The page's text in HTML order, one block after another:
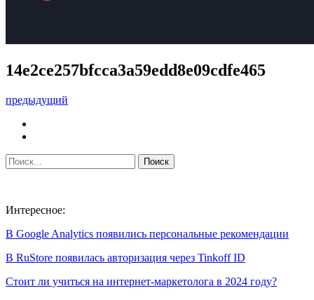
14e2ce257bfcca3a59edd8e09cdfe465
предыдущий
Интересное:
В Google Analytics появились персональные рекомендации
В RuStore появилась авторизация через Tinkoff ID
Стоит ли учиться на интернет-маркетолога в 2024 году?